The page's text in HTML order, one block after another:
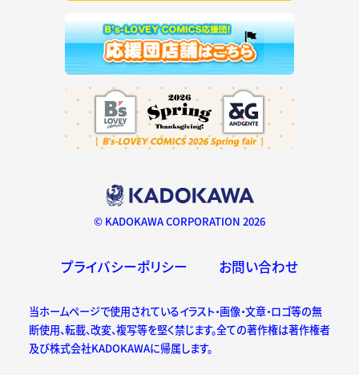
© KADOKAWA CORPORATION 2026
プライバシーポリシー お問い合わせ
当ホームページで使用されているイラスト・画像・文章・ロゴ等の無
断使用、転載、改変、複写等を堅く禁じます。全ての著作権は著作権者
及び株式会社KADOKAWAに帰属します。